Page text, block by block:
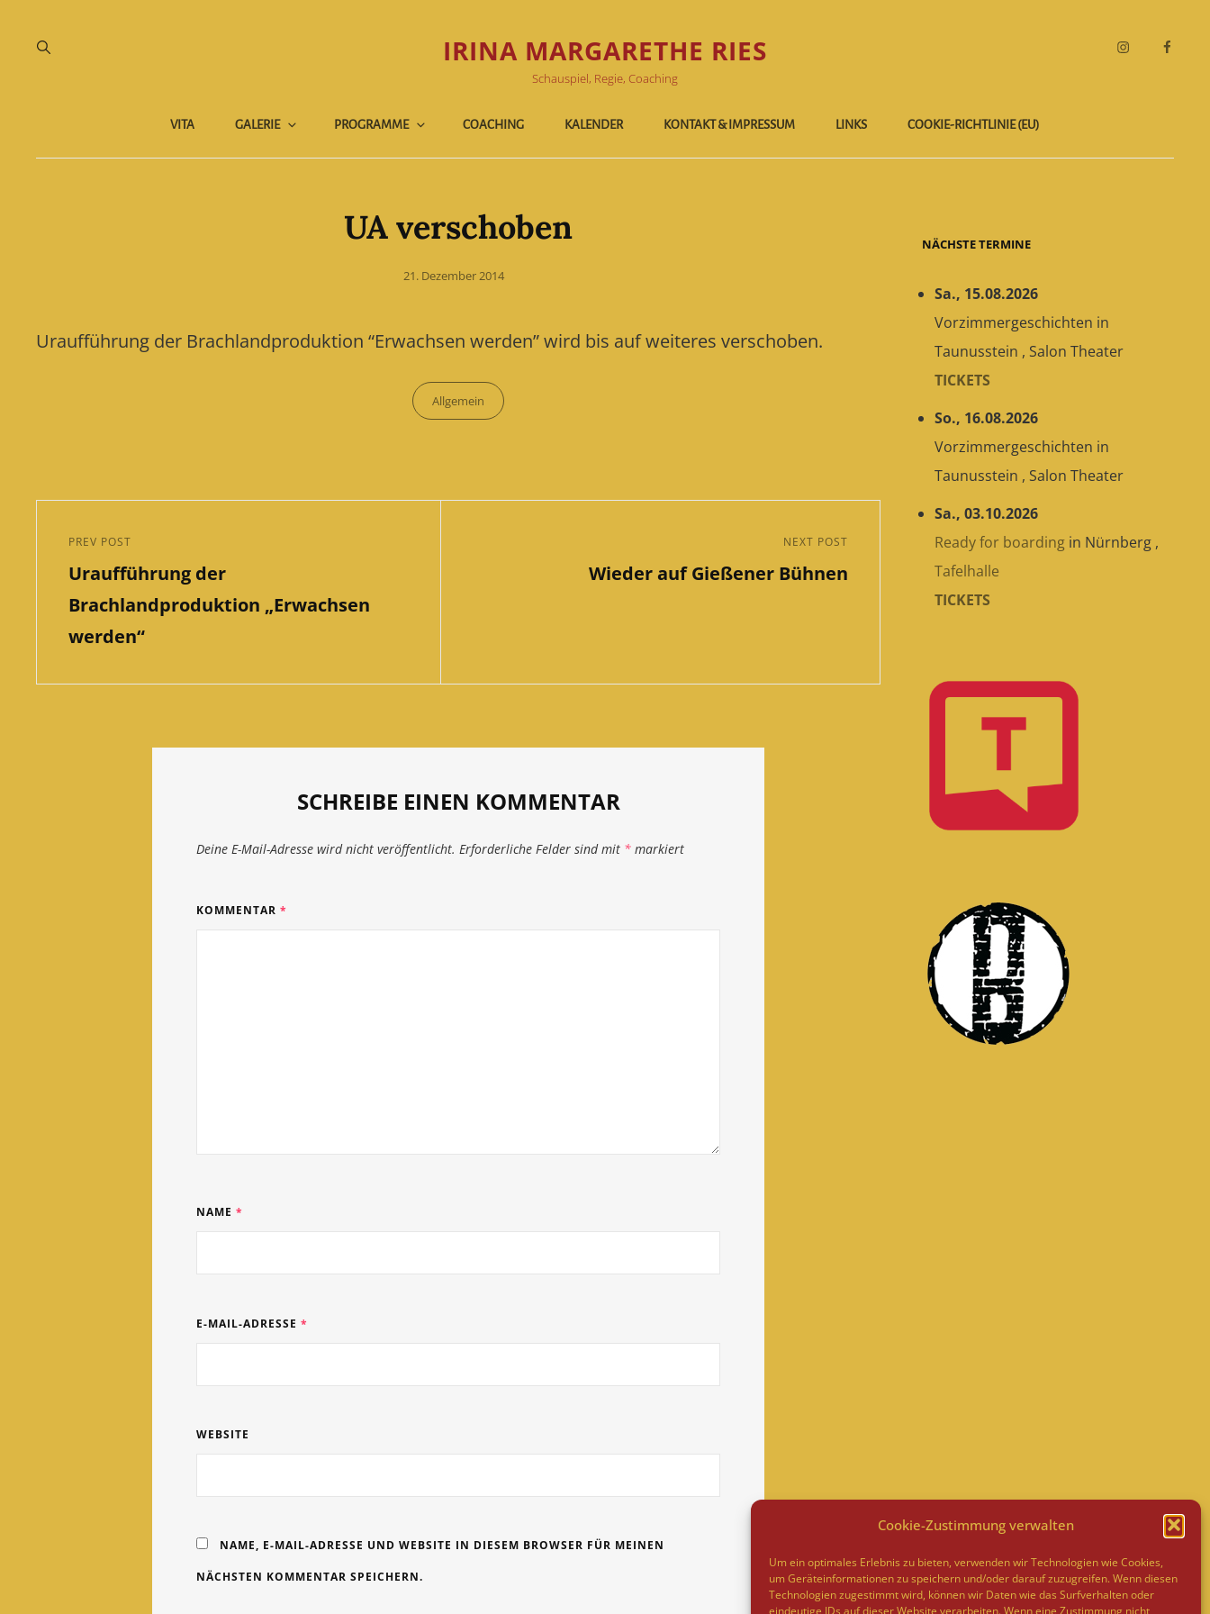
Cookie-Zustimmung verwalten
Um ein optimales Erlebnis zu bieten, verwenden wir Technologien wie Cookies,
um Geräteinformationen zu speichern und/oder darauf zuzugreifen. Wenn diesen
Technologien zugestimmt wird, können wir Daten wie das Surfverhalten oder
eindeutige IDs auf dieser Website verarbeiten. Wenn eine Zustimmung nicht
IRINA MARGARETHE RIES
Schauspiel, Regie, Coaching
Instagram
VITA GALERIE PROGRAMME COACHING KALENDER KONTAKT & IMPRESSUM LINKS COOKIE-RICHTLINIE (EU)
UA verschoben
Posted
21. Dezember 2014
Uraufführung der Brachlandproduktion “Erwachsen werden” wird bis auf weiteres verschoben.
Categories
Allgemein
Previous
Post
PREV POST
Uraufführung der
Brachlandproduktion „Erwachsen
werden“
NEXT POST
Wieder auf Gießener Bühnen
SCHREIBE EINEN KOMMENTAR
Deine E-Mail-Adresse wird nicht veröffentlicht. Erforderliche Felder sind mit * markiert
KOMMENTAR *
NAME *
E-MAIL-ADRESSE *
WEBSITE
NAME, E-MAIL-ADRESSE UND WEBSITE IN DIESEM BROWSER FÜR MEINEN
NÄCHSTEN KOMMENTAR SPEICHERN.
NÄCHSTE TERMINE
Sa., 15.08.2026
Vorzimmergeschichten in
Taunusstein , Salon Theater
TICKETS
So., 16.08.2026
Vorzimmergeschichten in
Taunusstein , Salon Theater
Sa., 03.10.2026
Ready for boarding in Nürnberg ,
Tafelhalle
TICKETS